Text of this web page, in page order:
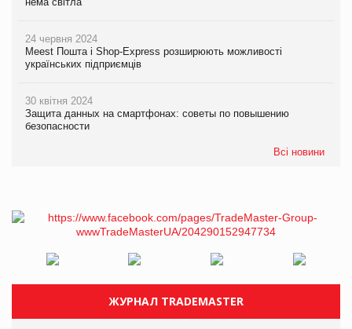
24 червня 2024
Meest Пошта і Shop-Express розширюють можливості
українських підприємців
30 квітня 2024
Защита данных на смартфонах: советы по повышению
безопасности
Всі новини
ЖУРНАЛ TRADEMASTER